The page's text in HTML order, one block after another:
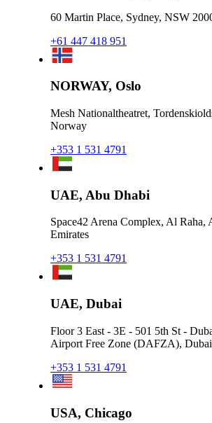
60 Martin Place, Sydney, NSW
+61 447 418 951
NORWAY, Oslo
Mesh Nationaltheatret,
Norway
+353 1 531 4791
UAE, Abu Dhabi
Space42 Arena Complex, Al
Emirates
+353 1 531 4791
UAE, Dubai
Floor 3 East - 3E - 501 5th St -
Airport Free Zone (DAFZA),
+353 1 531 4791
USA, Chicago